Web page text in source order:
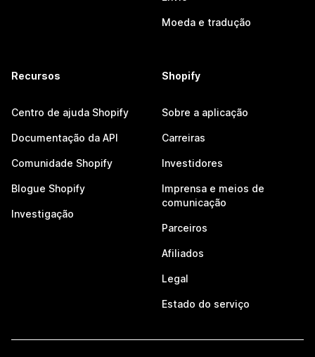
Moeda e tradução
Recursos
Centro de ajuda Shopify
Documentação da API
Comunidade Shopify
Blogue Shopify
Investigação
Shopify
Sobre a aplicação
Carreiras
Investidores
Imprensa e meios de
comunicação
Parceiros
Afiliados
Legal
Estado do serviço